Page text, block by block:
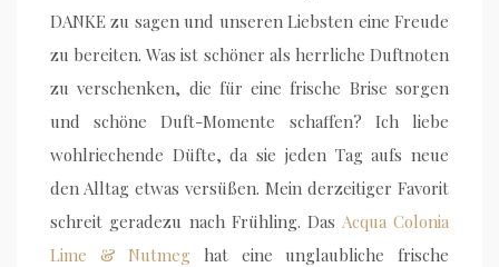
DANKE zu sagen und unseren Liebsten eine Freude
zu bereiten. Was ist schöner als herrliche Duftnoten
zu verschenken, die für eine frische Brise sorgen
und schöne Duft-Momente schaffen? Ich liebe
wohlriechende Düfte, da sie jeden Tag aufs neue
den Alltag etwas versüßen. Mein derzeitiger Favorit
schreit geradezu nach Frühling. Das Acqua Colonia
Lime & Nutmeg hat eine unglaubliche frische